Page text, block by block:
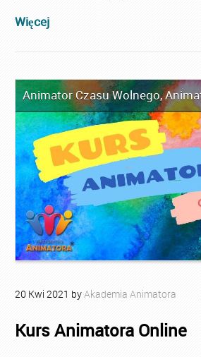
Więcej
Animator Czasu Wolnego,
20 Kwi 2021 byAkademia Animatora
Kurs Animatora Online